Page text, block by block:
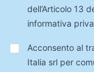
dell’Articolo 13
informativa
Trattamento
Dati
Acconsento al
Italia srl per